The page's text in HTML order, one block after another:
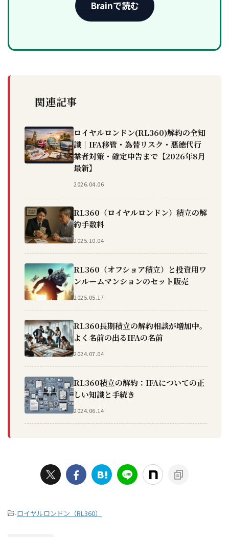
Brainで読む
関連記事
ロイヤルロンドン(RL360)解約の全知
識｜IFA移管・為替リスク・悪徳代行
業者対策・確定申告まで【2026年8月
最新】
2026.04.06
RL360（ロイヤルロンドン）積立の解
約手数料
2025.10.04
RL360（オフショア積立）と投資用ワ
ンルームマンションのセット販売
2025.05.17
RL360長期積立の解約相談が増加中。
よく名前の出るIFAの名前
2024.07.04
RL360積立の解約：IFAについての正
しい知識と手続き
2024.06.14
-ロイヤルロンドン（RL360）